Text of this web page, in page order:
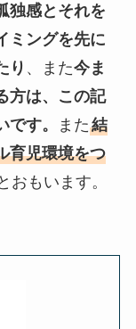
独感とそれを
ミングを先に
り 、また今ま
方は、この記
す。
また結
育児環境をつ
おもいます。